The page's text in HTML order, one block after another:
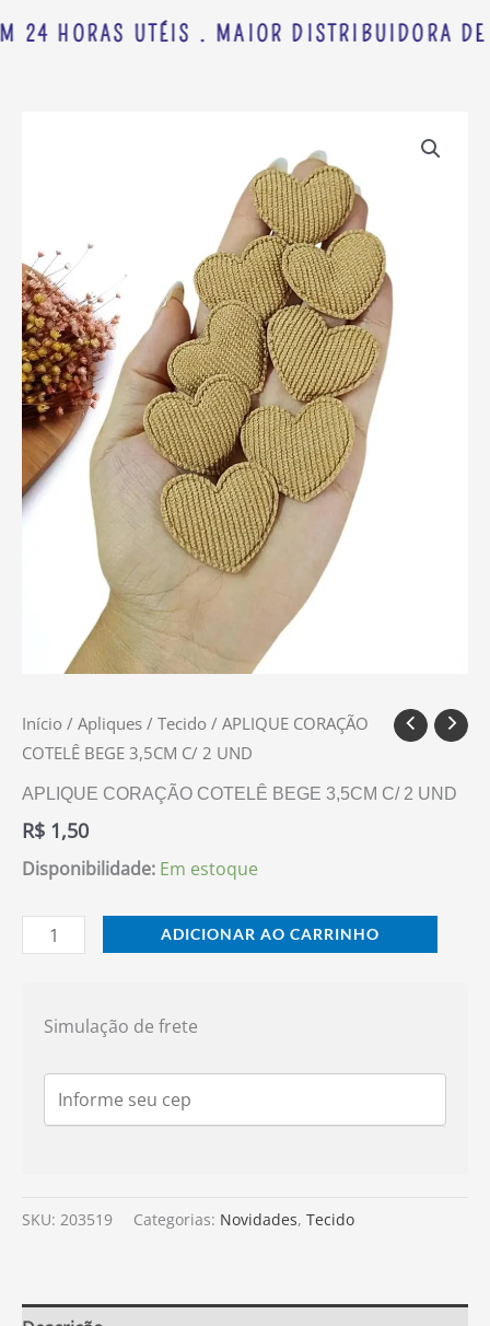
24 HORAS UTÉIS . MAIOR DISTRIBUIDORA
Início / Apliques / Tecido / APLIQUE CORAÇÃO
COTELÊ BEGE 3,5CM C/ 2 UND
APLIQUE CORAÇÃO COTELÊ BEGE 3,5CM C/ 2 UND
R$ 1,50
Disponibilidade: Em estoque
3,5CM
C/
2
UND
quantidade
ADICIONAR AO CARRINHO
Simulação de frete
SKU: 203519 Categorias: Novidades, Tecido